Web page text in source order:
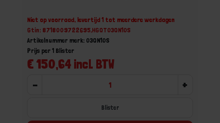
Niet op voorraad, levertijd 1 tot meerdere werkdagen
Gtin: 8718009722695,HGQT03QN10S
Artikelnummer merk: 03QN10S
€ 150,64 incl. BTW
Prijs per 1 Blister
- +
Blister